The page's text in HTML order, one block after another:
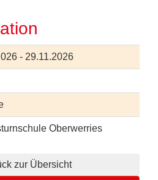
- 29.11.2026
Oberwerries
zur Übersicht